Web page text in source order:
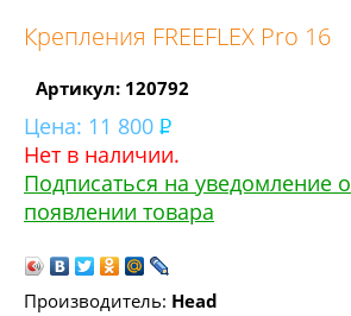
Крепления FREEFLEX Pro 16
Артикул: 120792
Цена: 11 800
Нет в наличии.
Подписаться на уведомление о
появлении товара
Производитель: Head